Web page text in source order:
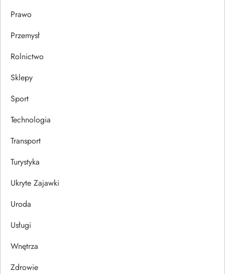
Prawo
Przemysł
Rolnictwo
Sklepy
Sport
Technologia
Transport
Turystyka
Ukryte Zajawki
Uroda
Usługi
Wnętrza
Zdrowie